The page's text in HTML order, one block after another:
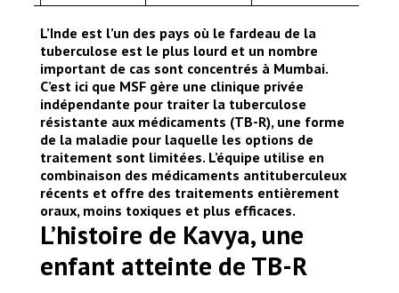
L’Inde est l’un des pays où le fardeau de la
tuberculose est le plus lourd et un nombre
important de cas sont concentrés à Mumbai.
C’est ici que MSF gère une clinique privée
indépendante pour traiter la tuberculose
résistante aux médicaments (TB-R), une forme
de la maladie pour laquelle les options de
traitement sont limitées. L’équipe utilise en
combinaison des médicaments antituberculeux
récents et offre des traitements entièrement
oraux, moins toxiques et plus efficaces.
L’histoire de Kavya, une
enfant atteinte de TB-R